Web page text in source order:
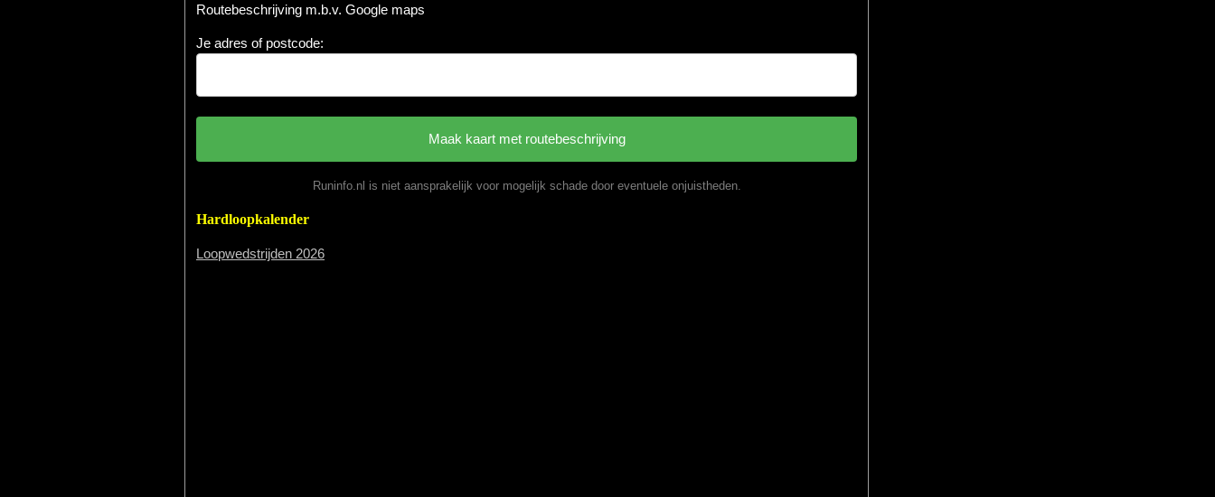
Routebeschrijving m.b.v. Google maps
Je adres of postcode:
Runinfo.nl is niet aansprakelijk voor mogelijk schade door eventuele onjuistheden.
Hardloopkalender
Loopwedstrijden 2026